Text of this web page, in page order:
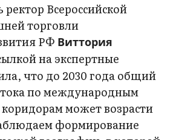
Всероссийской
торговли
РФ Виттория
на экспертные
что до 2030 года общий
по международным
может возрасти
формирование